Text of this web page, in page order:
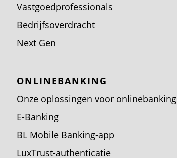
Vastgoedprofessionals
Bedrijfsoverdracht
Next Gen
ONLINEBANKING
Onze oplossingen voor onlinebanking
E-Banking
BL Mobile Banking-app
LuxTrust-authenticatie